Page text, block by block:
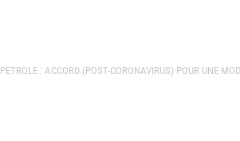
PETROLE : ACCORD (POST-CORONAVIRUS) POUR UNE